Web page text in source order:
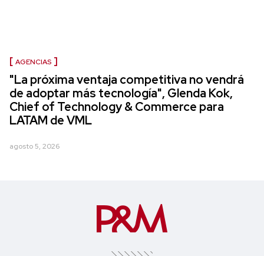
AGENCIAS
"La próxima ventaja competitiva no vendrá
de adoptar más tecnología", Glenda Kok,
Chief of Technology & Commerce para
LATAM de VML
agosto 5, 2026